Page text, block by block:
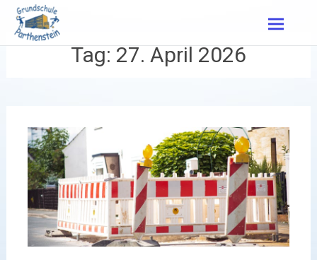
Zum
Inhalt
springen
Tag: 27. April 2026